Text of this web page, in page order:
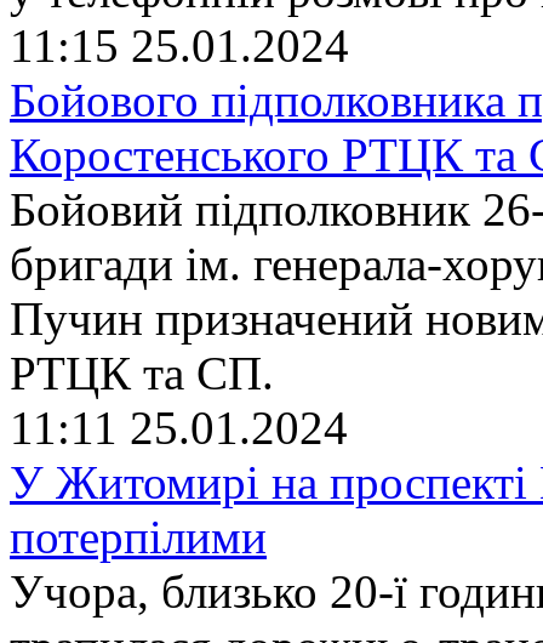
11:15 25.01.2024
Бойового підполковника
Коростенського РТЦК та
Бойовий підполковник
бригади ім. генерала-
Пучин призначений
РТЦК та СП.
11:11 25.01.2024
У Житомирі на
потерпілими
Учора, близько 20-ї